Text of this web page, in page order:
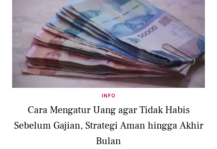
INFO
Cara Mengatur Uang agar Tidak Habis
Sebelum Gajian, Strategi Aman hingga Akhir
Bulan